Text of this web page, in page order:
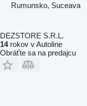
Rumunsko, Suceava
DEZSTORE S.R.L.
14rokov v Autoline
Obráťte sa na predajcu